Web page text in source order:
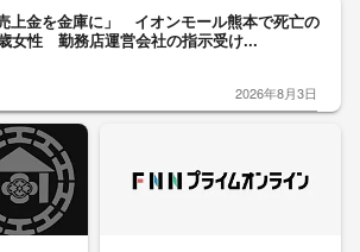
売上金を金庫に」 イオンモール熊本で死亡の
女性 勤務店運営会社の指示受け...
2026年8月3日